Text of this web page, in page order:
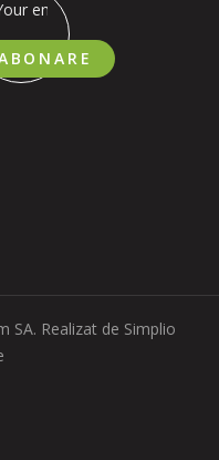
SA. Realizat de Simplio